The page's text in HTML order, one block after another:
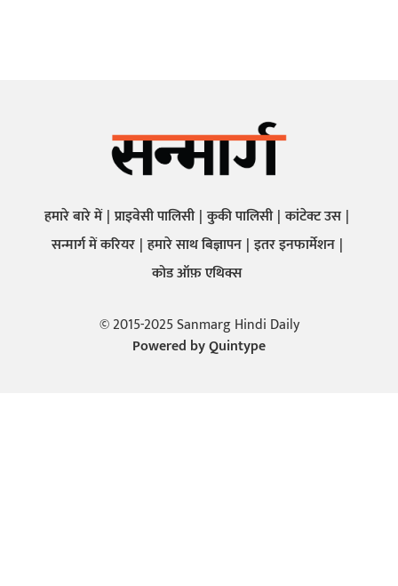
हमारे बारे में प्राइवेसी पालिसी कुकी पालिसी कांटेक्ट उस
सन्मार्ग में करियर हमारे साथ बिज्ञापन इतर इनफार्मेशन
कोड ऑफ़ एथिक्स
© 2015-2025 Sanmarg Hindi Daily
Powered byQuintype